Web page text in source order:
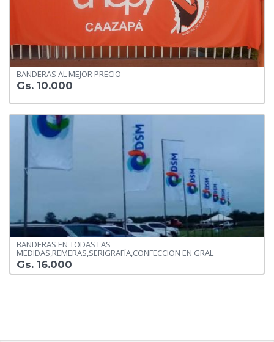
BANDERAS AL MEJOR PRECIO
Gs. 10.000
BANDERAS EN TODAS LAS
MEDIDAS,REMERAS,SERIGRAFÍA,CONFECCION EN GRAL
Gs. 16.000